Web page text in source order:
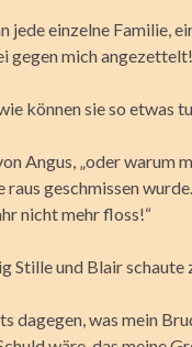
jede einzelne Familie,
gegen mich
können sie so etwas
Angus, „oder warum
geschmissen
nicht mehr floss!“
Stille und Blair schaute
dagegen, was mein